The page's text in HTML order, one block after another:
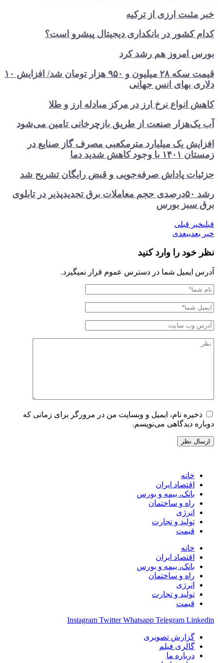
خبر مثبت ارزی از ترکیه
کدام کشور در بانکداری دیجیتال پیشرو است؟
بورس امروز هم رشد کرد
قیمت سکه ۲۸ میلیون و ۹۵۰ هزار تومان شد/ افزایش ۱۰
دلاری بهای انس جهانی
کاهش انواع نرخ ارز در مرکز مبادله ارز و طلا
آب یک‌هزار صنعت از طریق بازچرخانی تامین می‌شود
افزایش یک میلیارد مترمکعبی مصرف گاز صنایع در
زمستان ۱۴۰۱ با وجود کاهش شدید دما
جزئیات پاداش صرفه‌جویی و قبض رایگان تشریح شد
رشد ۵۰درصدی حجم معاملات برق تجدیدپذیر در تابلوی
برق سبز بورس
قبلیخبر قبلی
خبر بعدیبعدی
نظر خود را وارد کنید
آدرس ایمیل شما در دسترس عموم قرار نمیگیرد.
ذخیره نام، ایمیل و وبسایت من در مرورگر برای زمانی که
دوباره دیدگاهی می‌نویسم.
خانه
اقتصاد ایران
بانک، بیمه و بورس
راه و ساختمان
انرژی
تولید و تجارت
قیمت
خانه
اقتصاد ایران
بانک، بیمه و بورس
راه و ساختمان
انرژی
تولید و تجارت
قیمت
Instagram Twitter Whatsapp Telegram Linkedin
گزارش تصویری
گالری فیلم
درباره ما